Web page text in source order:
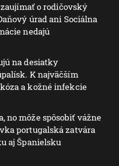
o rodičovský
úrad ani Sociálna
nedajú
na desiatky
K najväčším
a kožné infekcie
no môže spôsobiť vážne
portugalská zatvára
aj Španielsku